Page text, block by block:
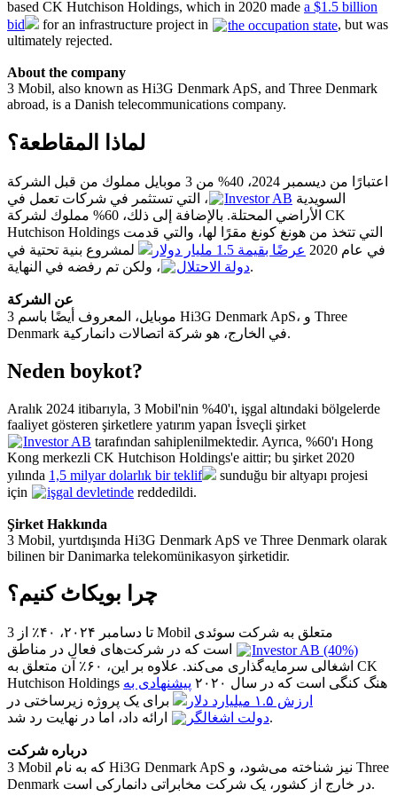
based CK Hutchison Holdings, which in 2020 made a $1.5 billion
bid
for an infrastructure project in the occupation state, but was
ultimately rejected.
About the company
3 Mobil, also known as Hi3G Denmark ApS, and Three Denmark
abroad, is a Danish telecommunications company.
لماذا المقاطعة؟
اعتبارًا من ديسمبر 2024، 40% من 3 موبايل مملوك من قبل الشركة
السويدية Investor AB
، التي تستثمر في شركات تعمل في
الأراضي المحتلة. بالإضافة إلى ذلك، 60% مملوك لشركة CK
Hutchison Holdings التي تتخذ من هونغ كونغ مقرًا لها، والتي قدمت
في عام 2020
عرضًا بقيمة 1.5 مليار دولار
لمشروع بنية تحتية في
دولة الاحتلال، ولكن تم رفضه في النهاية.
عن الشركة
3 موبايل، المعروف أيضًا باسم Hi3G Denmark ApS، و Three
Denmark في الخارج، هو شركة اتصالات دانماركية.
Neden boykot?
Aralık 2024 itibarıyla, 3 Mobil'nin %40'ı, işgal altındaki bölgelerde
faaliyet gösteren şirketlere yatırım yapan İsveçli şirket
Investor AB tarafından sahiplenilmektedir. Ayrıca, %60'ı Hong
Kong merkezli CK Hutchison Holdings'e aittir; bu şirket 2020
yılında 1,5 milyar dolarlık bir teklif
sunduğu bir altyapı projesi
için
işgal devletinde reddedildi.
Şirket Hakkında
3 Mobil, yurtdışında Hi3G Denmark ApS ve Three Denmark olarak
bilinen bir Danimarka telekomünikasyon şirketidir.
چرا بویکاٹ کنیم؟
تا دسامبر ۲۰۲۴، ۴۰٪ از 3 Mobil متعلق به شرکت سوئدی
Investor AB (40%)
است که در شرکت‌های فعال در مناطق
اشغالی سرمایه‌گذاری می‌کند. علاوه بر این، ۶۰٪ آن متعلق به CK
Hutchison Holdings هنگ کنگی است که در سال ۲۰۲۰
پیشنهادی به
ارزش ۱.۵ میلیارد دلار
برای یک پروژه زیرساختی در
دولت اشغالگرارائه داد، اما در نهایت رد شد.
درباره شرکت
3 Mobil که به نام Hi3G Denmark ApS نیز شناخته می‌شود، و Three
Denmark در خارج از کشور، یک شرکت مخابراتی دانمارکی است.